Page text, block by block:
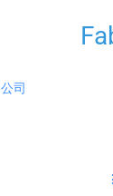
公司